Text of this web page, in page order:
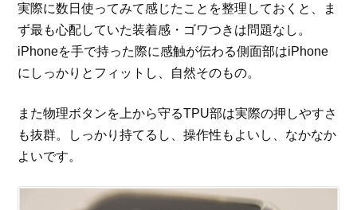
実際に数日使ってみて感じたことを整理しておくと、ま
ず最も心配していた装着感・ゴワつきは問題なし。
iPhoneを手で持った際に感触が伝わる側面部はiPhone
にしっかりとフィットし、自然そのもの。
また物理ボタンを上から守るTPU部は実際の押しやすさ
も抜群。しっかり持てるし、操作性もよいし、なかなか
よいです。